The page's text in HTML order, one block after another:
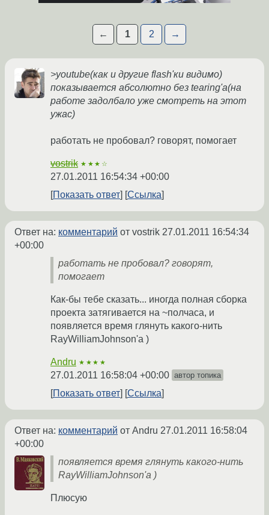
← 1 2 →
>youtube(как и другие flash'ки видимо)
показывается абсолютно без tearing'а(на
работе задолбало уже смотреть на этот
ужас)
работать не пробовал? говорят, помогает
vostrik ★★★☆
27.01.2011 16:54:34 +00:00
Показать ответ
Ссылка
Ответ на: комментарий от vostrik 27.01.2011 16:54:34
+00:00
работать не пробовал? говорят,
помогает
Как-бы тебе сказать... иногда полная сборка
проекта затягивается на ~полчаса, и
появляется время глянуть какого-нить
RayWilliamJohnson'а )
Andru ★★★★
27.01.2011 16:58:04 +00:00 автор топика
Показать ответ Ссылка
Ответ на: комментарий от Andru 27.01.2011 16:58:04
+00:00
появляется время глянуть какого-нить
RayWilliamJohnson'а )
Плюсую